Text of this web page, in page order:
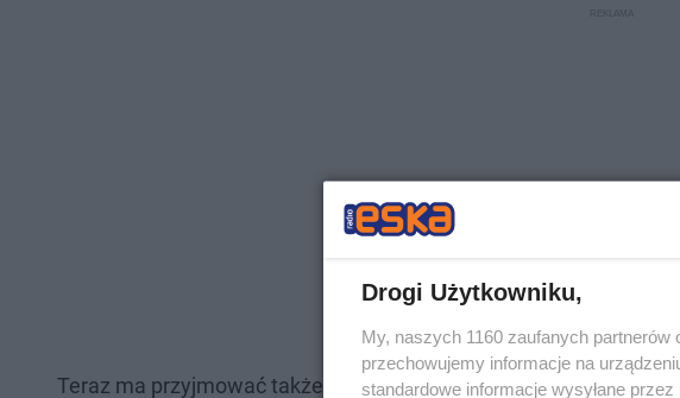
Teraz ma przyjmować także uchodźców z Ukrainy. –Polska cały
Drogi Użytkowniku,
My, naszych 1160 zaufanych
przechowujemy informacje na
standardowe informacje wysyłane